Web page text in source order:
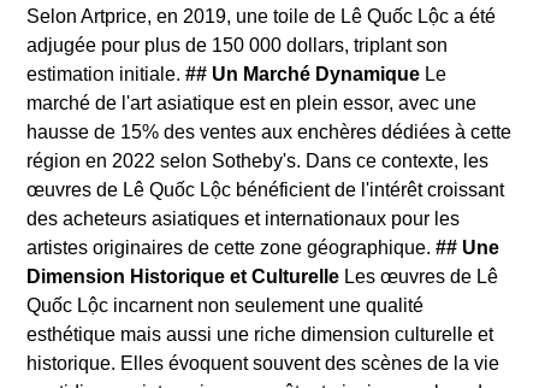
Selon Artprice, en 2019, une toile de Lê Quốc Lộc a été
adjugée pour plus de 150 000 dollars, triplant son
estimation initiale.## Un Marché Dynamique Le
marché de l'art asiatique est en plein essor, avec une
hausse de 15% des ventes aux enchères dédiées à cette
région en 2022 selon Sotheby's. Dans ce contexte, les
œuvres de Lê Quốc Lộc bénéficient de l'intérêt croissant
des acheteurs asiatiques et internationaux pour les
artistes originaires de cette zone géographique.## Une
Dimension Historique et Culturelle Les œuvres de Lê
Quốc Lộc incarnent non seulement une qualité
esthétique mais aussi une riche dimension culturelle et
historique. Elles évoquent souvent des scènes de la vie